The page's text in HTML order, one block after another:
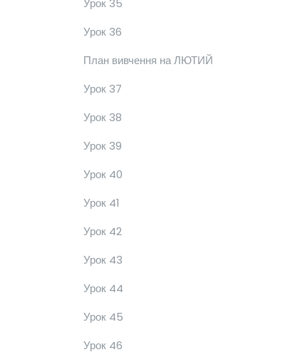
Урок 35
Урок 36
План вивчення на ЛЮТИЙ
Урок 37
Урок 38
Урок 39
Урок 40
Урок 41
Урок 42
Урок 43
Урок 44
Урок 45
Урок 46